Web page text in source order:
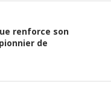
renforce son
de